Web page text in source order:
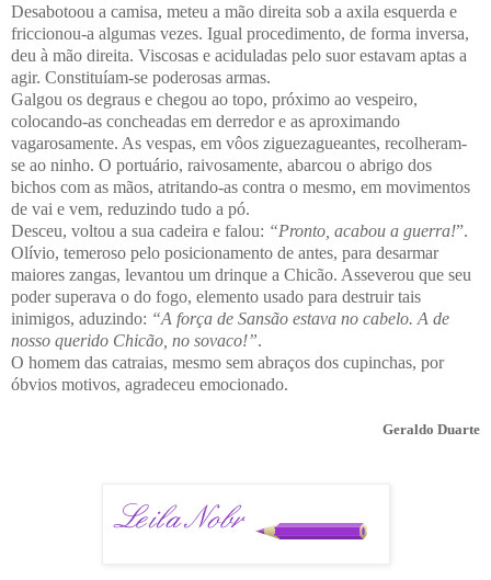
Desabotoou a camisa, meteu a mão direita sob a axila esquerda e
friccionou-a algumas vezes. Igual procedimento, de forma inversa,
deu à mão direita. Viscosas e aciduladas pelo suor estavam aptas a
agir. Constituíam-se poderosas armas.
Galgou os degraus e chegou ao topo, próximo ao vespeiro,
colocando-as concheadas em derredor e as aproximando
vagarosamente. As vespas, em vôos ziguezagueantes, recolheram-
se ao ninho. O portuário, raivosamente, abarcou o abrigo dos
bichos com as mãos, atritando-as contra o mesmo, em movimentos
de vai e vem, reduzindo tudo a pó.
Desceu, voltou a sua cadeira e falou: “Pronto, acabou a guerra!”.
Olívio, temeroso pelo posicionamento de antes, para desarmar
maiores zangas, levantou um drinque a Chicão. Asseverou que seu
poder superava o do fogo, elemento usado para destruir tais
inimigos, aduzindo: “A força de Sansão estava no cabelo. A de
nosso querido Chicão, no sovaco!”.
O homem das catraias, mesmo sem abraços dos cupinchas, por
óbvios motivos, agradeceu emocionado.
Geraldo Duarte